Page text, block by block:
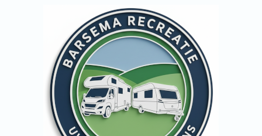
Cookievoorkeuren zijn momenteel gesloten.